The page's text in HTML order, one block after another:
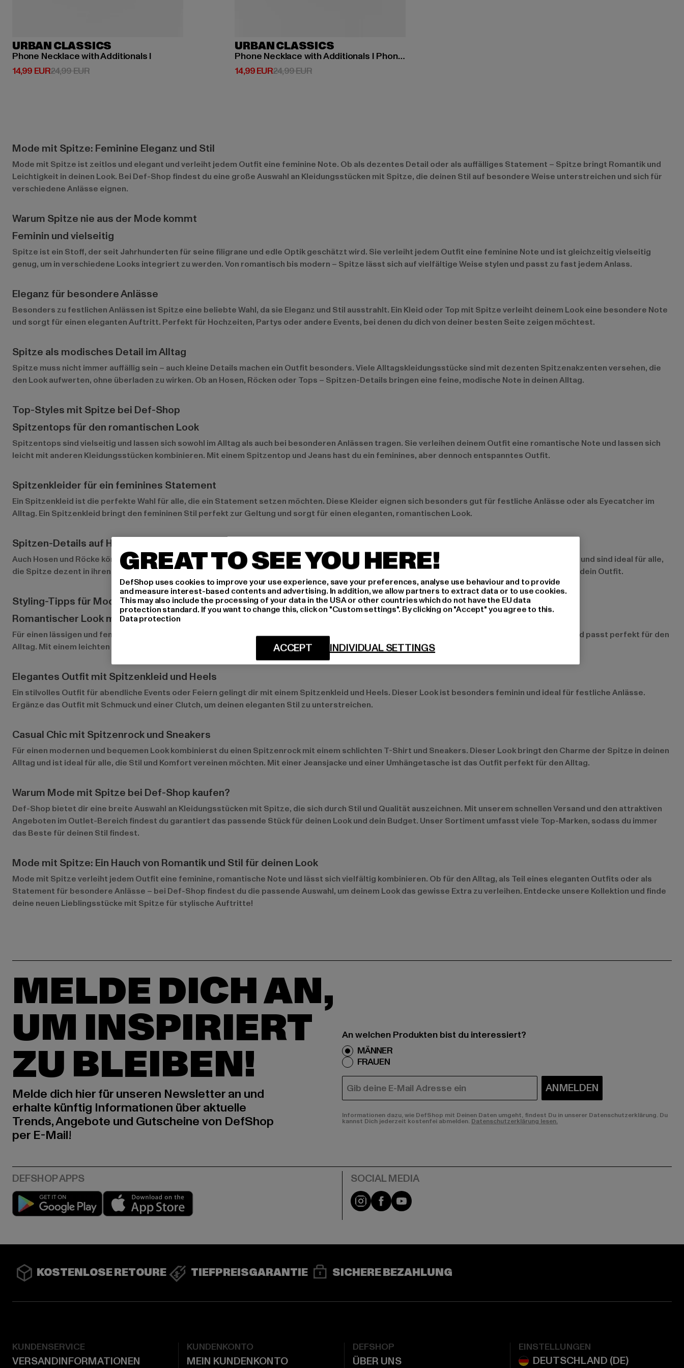
URBAN CLASSICS
Phone Necklace with Additionals I
14,99 EUR
Derzeitiger Preis: 14,99 EUR
24,99 EURAktionspreis: 24,99 EUR
URBAN CLASSICS
Phone Necklace with Additionals I Phone 8
14,99 EUR
Derzeitiger Preis: 14,99 EUR
24,99 EURAktionspreis: 24,99 EUR
Mode mit Spitze: Feminine Eleganz und Stil
Mode mit Spitze ist zeitlos und elegant und verleiht jedem Outfit eine feminine Note. Ob als dezentes Detail oder als auffälliges Statement – Spitze bringt Romantik und
Leichtigkeit in deinen Look. Bei Def-Shop findest du eine große Auswahl an Kleidungsstücken mit Spitze, die deinen Stil auf besondere Weise unterstreichen und sich für
verschiedene Anlässe eignen.
Warum Spitze nie aus der Mode kommt
Feminin und vielseitig
Spitze ist ein Stoff, der seit Jahrhunderten für seine filigrane und edle Optik geschätzt wird. Sie verleiht jedem Outfit eine feminine Note und ist gleichzeitig vielseitig
genug, um in verschiedene Looks integriert zu werden. Von romantisch bis modern – Spitze lässt sich auf vielfältige Weise stylen und passt zu fast jedem Anlass.
Eleganz für besondere Anlässe
Besonders zu festlichen Anlässen ist Spitze eine beliebte Wahl, da sie Eleganz und Stil ausstrahlt. Ein Kleid oder Top mit Spitze verleiht deinem Look eine besondere Note
und sorgt für einen eleganten Auftritt. Perfekt für Hochzeiten, Partys oder andere Events, bei denen du dich von deiner besten Seite zeigen möchtest.
Spitze als modisches Detail im Alltag
Spitze muss nicht immer auffällig sein – auch kleine Details machen ein Outfit besonders. Viele Alltagskleidungsstücke sind mit dezenten Spitzenakzenten versehen, die
den Look aufwerten, ohne überladen zu wirken. Ob an Hosen, Röcken oder Tops – Spitzen-Details bringen eine feine, modische Note in deinen Alltag.
Top-Styles mit Spitze bei Def-Shop
Spitzentops für den romantischen Look
Spitzentops sind vielseitig und lassen sich sowohl im Alltag als auch bei besonderen Anlässen tragen. Sie verleihen deinem Outfit eine romantische Note und lassen sich
leicht mit anderen Kleidungsstücken kombinieren. Mit einem Spitzentop und Jeans hast du ein feminines, aber dennoch entspanntes Outfit.
Spitzenkleider für ein feminines Statement
Ein Spitzenkleid ist die perfekte Wahl für alle, die ein Statement setzen möchten. Diese Kleider eignen sich besonders gut für festliche Anlässe oder als Eyecatcher im
Alltag. Ein Spitzenkleid bringt den femininen Stil perfekt zur Geltung und sorgt für einen eleganten, romantischen Look.
Spitzen-Details auf Hosen und Röcken
Auch Hosen und Röcke können durch Spitzenakzente aufgewertet werden. Solche Details verleihen diesen Kleidungsstücken eine besondere Note und sind ideal für alle,
die Spitze dezent in ihren Look integrieren möchten. Ein Rock mit Spitzenbesatz oder eine Hose mit Spitzen-Details bringt Abwechslung und Stil in dein Outfit.
Styling-Tipps für Mode mit Spitze
Romantischer Look mit Spitzentop und Jeans
Für einen lässigen und femininen Alltagslook kombinierst du ein Spitzentop mit Jeans und Sneakers. Dieser Look ist bequem und dennoch stilvoll und passt perfekt für den
Alltag. Mit einem leichten Blazer oder einer Strickjacke rundest du das Outfit ab und bringst zusätzliche Eleganz in den Look.
Elegantes Outfit mit Spitzenkleid und Heels
Ein stilvolles Outfit für abendliche Events oder Feiern gelingt dir mit einem Spitzenkleid und Heels. Dieser Look ist besonders feminin und ideal für festliche Anlässe.
Ergänze das Outfit mit Schmuck und einer Clutch, um deinen eleganten Stil zu unterstreichen.
Casual Chic mit Spitzenrock und Sneakers
Für einen modernen und bequemen Look kombinierst du einen Spitzenrock mit einem schlichten T-Shirt und Sneakers. Dieser Look bringt den Charme der Spitze in deinen
Alltag und ist ideal für alle, die Stil und Komfort vereinen möchten. Mit einer Jeansjacke und einer Umhängetasche ist das Outfit perfekt für den Alltag.
Warum Mode mit Spitze bei Def-Shop kaufen?
Def-Shop bietet dir eine breite Auswahl an Kleidungsstücken mit Spitze, die sich durch Stil und Qualität auszeichnen. Mit unserem schnellen Versand und den attraktiven
Angeboten im Outlet-Bereich findest du garantiert das passende Stück für deinen Look und dein Budget. Unser Sortiment umfasst viele Top-Marken, sodass du immer
das Beste für deinen Stil findest.
Mode mit Spitze: Ein Hauch von Romantik und Stil für deinen Look
Mode mit Spitze verleiht jedem Outfit eine feminine, romantische Note und lässt sich vielfältig kombinieren. Ob für den Alltag, als Teil eines eleganten Outfits oder als
Statement für besondere Anlässe – bei Def-Shop findest du die passende Auswahl, um deinem Look das gewisse Extra zu verleihen. Entdecke unsere Kollektion und finde
deine neuen Lieblingsstücke mit Spitze für stylische Auftritte!
MELDE DICH AN,
UM INSPIRIERT
ZU BLEIBEN!
Melde dich hier für unseren Newsletter an und
erhalte künftig Informationen über aktuelle
Trends, Angebote und Gutscheine von DefShop
per E-Mail!
An welchen Produkten bist du interessiert?
MÄNNER
FRAUEN
E-MAIL ANMELDEN
Informationen dazu, wie DefShop mit Deinen Daten umgeht, findest Du in unserer Datenschutzerklärung. Du
kannst Dich jederzeit kostenfei abmelden.Datenschutzerklärung lesen.
Play market Instagram
FacebookYouTube
KOSTENLOSE RETOURE TIEFPREISGARANTIE SICHERE BEZAHLUNG
KUNDENSERVICE
VERSANDINFORMATIONEN
KUNDENKONTO
MEIN KUNDENKONTO
DEFSHOP
ÜBER UNS
EINSTELLUNGEN
GREAT TO SEE YOU HERE!
DefShop uses cookies to improve your use experience, save your preferences, analyse use behaviour and to provide
and measure interest-based contents and advertising. In addition, we allow partners to extract data or to use cookies.
This may also include the processing of your data in the USA or other countries which do not have the EU data
protection standard. If you want to change this, click on "Custom settings". By clicking on "Accept" you agree to this.
Data protection
INDIVIDUAL SETTINGS
ACCEPT